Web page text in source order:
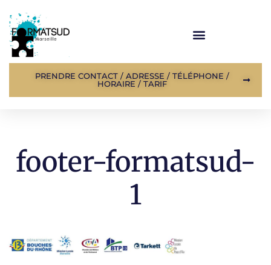
PRENDRE CONTACT / ADRESSE / TÉLÉPHONE /
HORAIRE / TARIF
footer-formatsud-
1